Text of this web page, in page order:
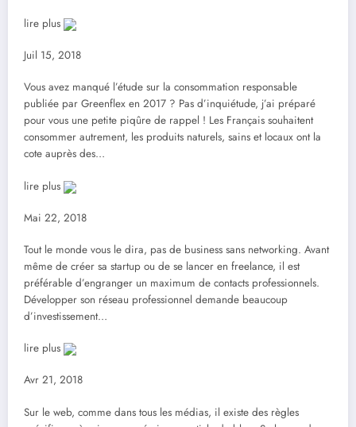
lire plus
Juil 15, 2018
Vous avez manqué l’étude sur la consommation responsable
publiée par Greenflex en 2017 ? Pas d’inquiétude, j’ai préparé
pour vous une petite piqûre de rappel ! Les Français souhaitent
consommer autrement, les produits naturels, sains et locaux ont la
cote auprès des…
lire plus
Mai 22, 2018
Tout le monde vous le dira, pas de business sans networking. Avant
même de créer sa startup ou de se lancer en freelance, il est
préférable d’engranger un maximum de contacts professionnels.
Développer son réseau professionnel demande beaucoup
d’investissement…
lire plus
Avr 21, 2018
Sur le web, comme dans tous les médias, il existe des règles